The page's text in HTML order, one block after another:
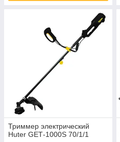
Триммер электрический
Huter GЕТ-1000S 70/1/1